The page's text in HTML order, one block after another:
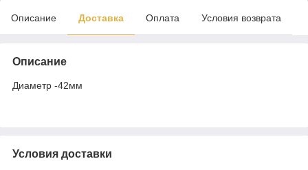
Описание Доставка Оплата Условия возврата
Описание
Диаметр -42мм
Условия доставки